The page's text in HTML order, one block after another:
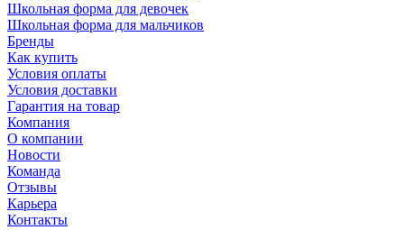
Школьная форма для девочек
Школьная форма для мальчиков
Бренды
Как купить
Условия оплаты
Условия доставки
Гарантия на товар
Компания
О компании
Новости
Команда
Отзывы
Карьера
Контакты